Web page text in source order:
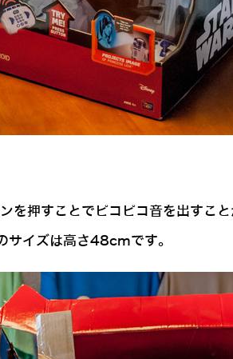
押すことでピコピコ音を出すこ
サイズは高さ48cmです。